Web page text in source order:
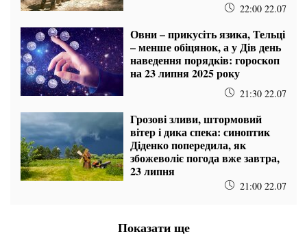
22:00 22.07
Овни – прикусіть язика, Тельці
– менше обіцянок, а у Дів день
наведення порядків: гороскоп
на 23 липня 2025 року
21:30 22.07
Грозові зливи, штормовий
вітер і дика спека: синоптик
Діденко попередила, як
збожеволіє погода вже завтра,
23 липня
21:00 22.07
Показати ще